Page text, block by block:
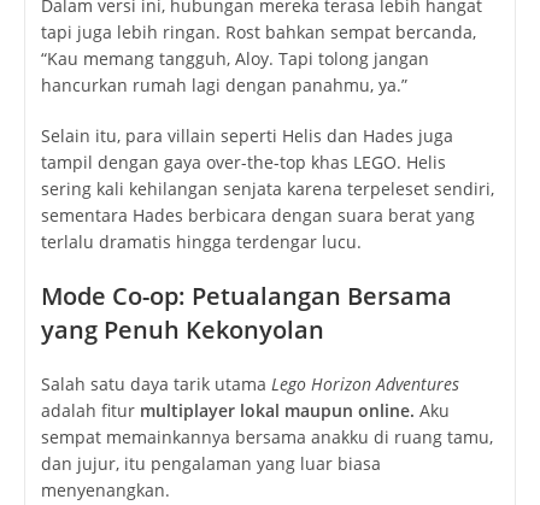
Dalam versi ini, hubungan mereka terasa lebih hangat
tapi juga lebih ringan. Rost bahkan sempat bercanda,
“Kau memang tangguh, Aloy. Tapi tolong jangan
hancurkan rumah lagi dengan panahmu, ya.”
Selain itu, para villain seperti Helis dan Hades juga
tampil dengan gaya over-the-top khas LEGO. Helis
sering kali kehilangan senjata karena terpeleset sendiri,
sementara Hades berbicara dengan suara berat yang
terlalu dramatis hingga terdengar lucu.
Mode Co-op: Petualangan Bersama
yang Penuh Kekonyolan
Salah satu daya tarik utama Lego Horizon Adventures
adalah fitur multiplayer lokal maupun online. Aku
sempat memainkannya bersama anakku di ruang tamu,
dan jujur, itu pengalaman yang luar biasa
menyenangkan.